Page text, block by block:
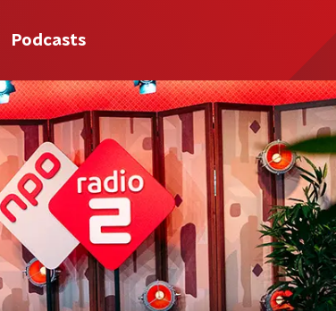
Podcasts